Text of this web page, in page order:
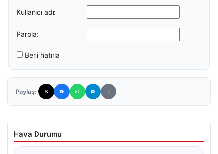
Kullanıcı adı:
Parola:
Beni hatırla
Paylaş:
Hava Durumu